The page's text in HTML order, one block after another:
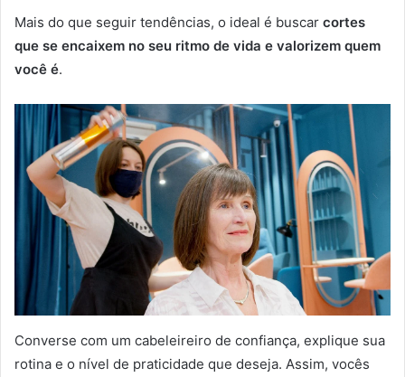
Mais do que seguir tendências, o ideal é buscar cortes
que se encaixem no seu ritmo de vida e valorizem quem
você é.
Converse com um cabeleireiro de confiança, explique sua
rotina e o nível de praticidade que deseja. Assim, vocês